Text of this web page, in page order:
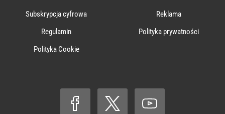
Subskrypcja cyfrowa
Reklama
Regulamin
Polityka prywatności
Polityka Cookie